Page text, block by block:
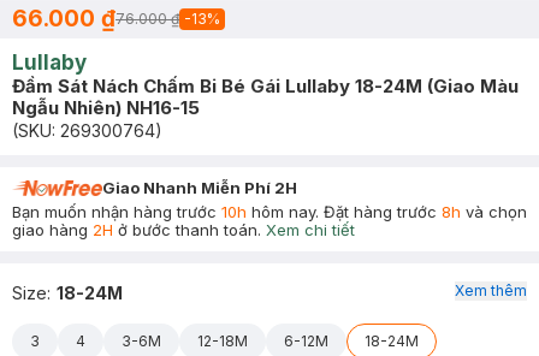
66.000 ₫76.000 ₫ -13%
Lullaby
Đầm Sát Nách Chấm Bi Bé Gái Lullaby 18-24M (Giao Màu
Ngẫu Nhiên) NH16-15
(SKU: 269300764)
Giao Nhanh Miễn Phí 2H
Bạn muốn nhận hàng trước 10h hôm nay. Đặt hàng trước 8h và chọn
giao hàng 2H ở bước thanh toán. Xem chi tiết
Size: 18-24M
3 4 3-6M 12-18M 6-12M 18-24M
Xem thêm